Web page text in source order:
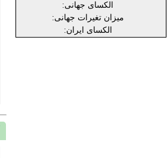
الکسای جهانی:
میزان تغیرات جهانی:
الکسای ایران: